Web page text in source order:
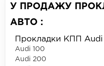
У ПРОДАЖУ
АВТО :
Прокладки КПП Audi
Audi 100
Audi 200